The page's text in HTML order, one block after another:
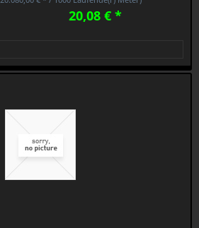
20,08 € *